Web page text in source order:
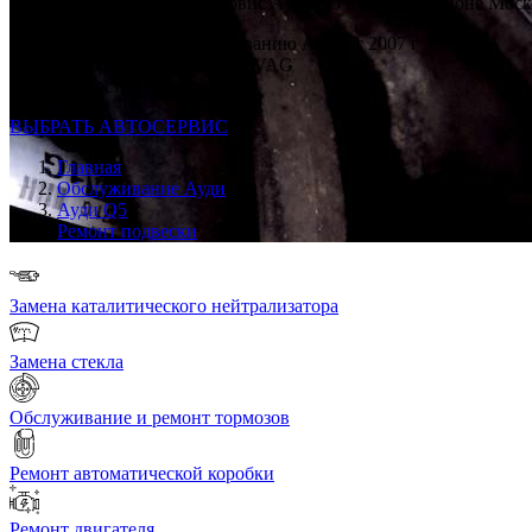
Опыт по ремонту и обслуживанию AUDI с 2007 г
Ремонт строго по регламенту VAG
ВЫБРАТЬ АВТОСЕРВИС
Главная
Обслуживание Ауди
Ауди Q5
Ремонт подвески
Замена каталитического нейтрализатора
Замена стекла
Обслуживание и ремонт тормозов
Ремонт автоматической коробки